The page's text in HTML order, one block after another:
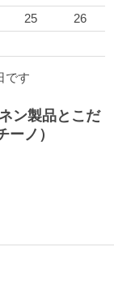
25
26
です
ン製品とこだ
ノ）